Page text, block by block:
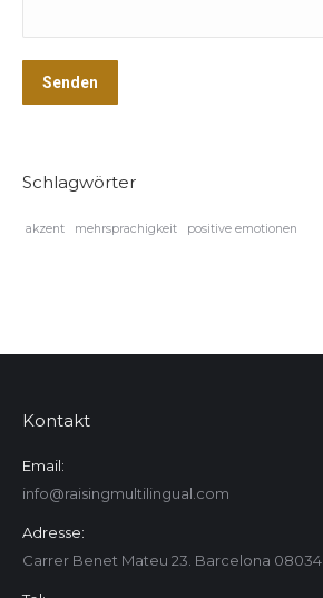
Senden
Schlagwörter
akzent mehrsprachigkeit positive emotionen
Kontakt
Email:
info@raisingmultilingual.com
Adresse:
Carrer Benet Mateu 23. Barcelona 08034